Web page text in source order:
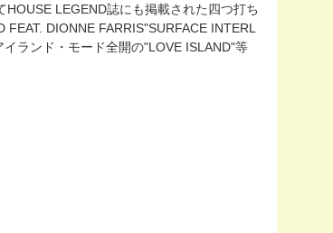
LEGEND誌にも掲載された四つ打ち
DIONNE FARRIS"SURFACE INTERL
ランド・モード全開の"LOVE ISLAND"等